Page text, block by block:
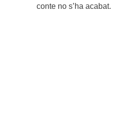
conte no s’ha acabat.